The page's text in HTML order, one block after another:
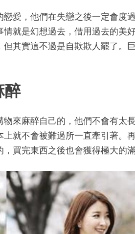
愛，他們在失戀之後一定會度
就是幻想過去，借用過去的美
其實這不過是自欺欺人罷了。
醉
來麻醉自己的，他們不會有太
就不會被難過所一直牽引著。
買完東西之後也會獲得極大的